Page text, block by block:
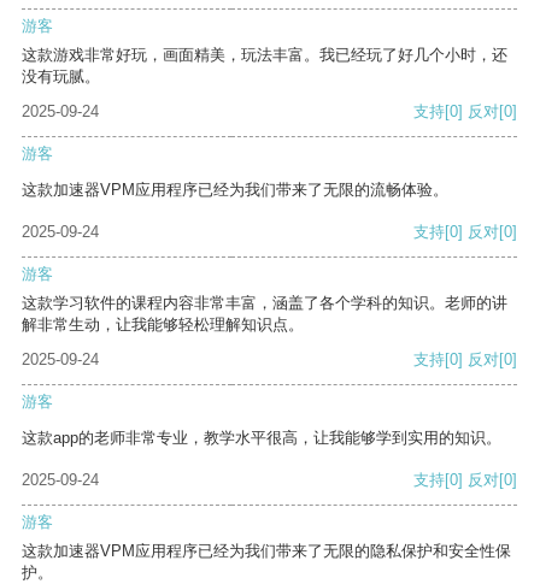
游客
这款游戏非常好玩，画面精美，玩法丰富。我已经玩了好几个小时，还
没有玩腻。
2025-09-24
支持[0] 反对[0]
游客
这款加速器VPM应用程序已经为我们带来了无限的流畅体验。
2025-09-24 支持[0] 反对[0]
游客
这款学习软件的课程内容非常丰富，涵盖了各个学科的知识。老师的讲
解非常生动，让我能够轻松理解知识点。
2025-09-24
支持[0] 反对[0]
游客
这款app的老师非常专业，教学水平很高，让我能够学到实用的知识。
2025-09-24 支持[0] 反对[0]
游客
这款加速器VPM应用程序已经为我们带来了无限的隐私保护和安全性保
护。